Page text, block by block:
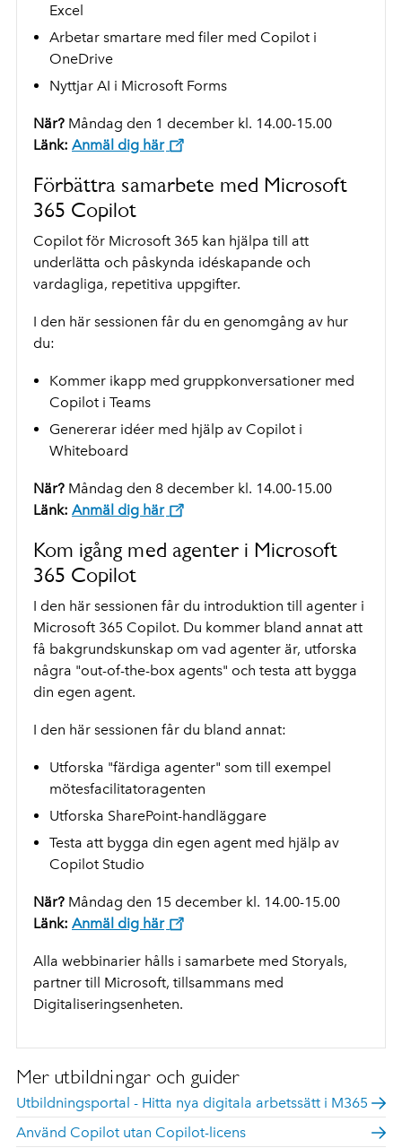
Excel
Arbetar smartare med filer med Copilot i
OneDrive
Nyttjar AI i Microsoft Forms
När? Måndag den 1 december kl. 14.00-15.00
Länk: Anmäl dig här
Förbättra samarbete med Microsoft
365 Copilot
Copilot för Microsoft 365 kan hjälpa till att
underlätta och påskynda idéskapande och
vardagliga, repetitiva uppgifter.
I den här sessionen får du en genomgång av hur
du:
Kommer ikapp med gruppkonversationer med
Copilot i Teams
Genererar idéer med hjälp av Copilot i
Whiteboard
När? Måndag den 8 december kl. 14.00-15.00
Länk: Anmäl dig här
Kom igång med agenter i Microsoft
365 Copilot
I den här sessionen får du introduktion till agenter i
Microsoft 365 Copilot. Du kommer bland annat att
få bakgrundskunskap om vad agenter är, utforska
några "out-of-the-box agents" och testa att bygga
din egen agent.
I den här sessionen får du bland annat:
Utforska "färdiga agenter" som till exempel
mötesfacilitatoragenten
Utforska SharePoint-handläggare
Testa att bygga din egen agent med hjälp av
Copilot Studio
När? Måndag den 15 december kl. 14.00-15.00
Länk: Anmäl dig här
Alla webbinarier hålls i samarbete med Storyals,
partner till Microsoft, tillsammans med
Digitaliseringsenheten.
Mer utbildningar och guider
Utbildningsportal - Hitta nya digitala arbetssätt i M365
Använd Copilot utan Copilot-licens